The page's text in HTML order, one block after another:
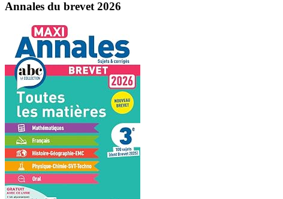
Annales du brevet 2026